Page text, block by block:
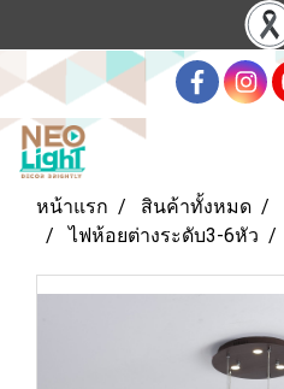
หน้าแรก สินค้าทั้งหมด
ไฟห้อยต่างระดับ3-6หัว